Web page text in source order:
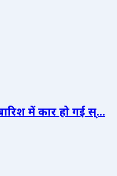
में कार हो गई स्...